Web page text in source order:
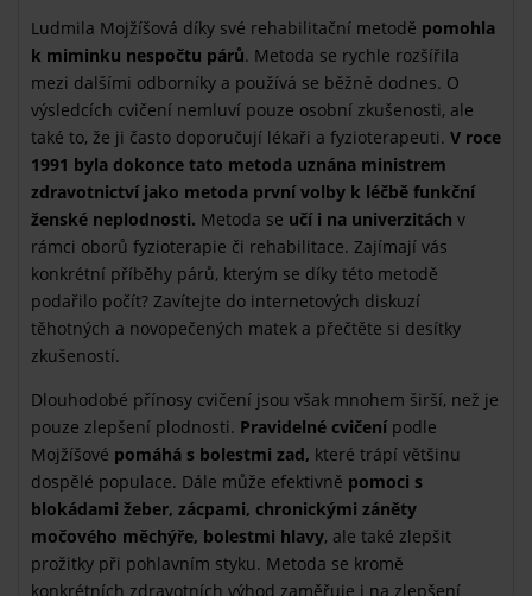
Ludmila Mojžíšová díky své rehabilitační metodě pomohla
k miminku nespočtu párů. Metoda se rychle rozšířila
mezi dalšími odborníky a používá se běžně dodnes. O
výsledcích cvičení nemluví pouze osobní zkušenosti, ale
také to, že ji často doporučují lékaři a fyzioterapeuti. V roce
1991 byla dokonce tato metoda uznána ministrem
zdravotnictví jako metoda první volby k léčbě funkční
ženské neplodnosti. Metoda se učí i na univerzitách v
rámci oborů fyzioterapie či rehabilitace. Zajímají vás
konkrétní příběhy párů, kterým se díky této metodě
podařilo počít? Zavítejte do internetových diskuzí
těhotných a novopečených matek a přečtěte si desítky
zkušeností.
Dlouhodobé přínosy cvičení jsou však mnohem širší, než je
pouze zlepšení plodnosti. Pravidelné cvičenípodle
Mojžíšové pomáhá s bolestmi zad, které trápí většinu
dospělé populace. Dále může efektivně pomoci s
blokádami žeber, zácpami, chronickými záněty
močového měchýře, bolestmi hlavy, ale také zlepšit
prožitky při pohlavním styku. Metoda se kromě
konkrétních zdravotních výhod zaměřuje i na zlepšení